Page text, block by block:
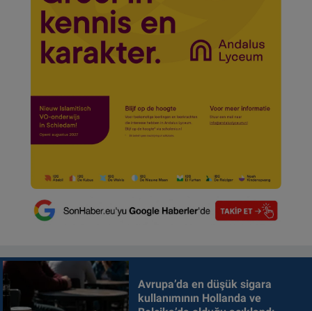
Avrupa’da en düşük sigara
kullanımının Hollanda ve